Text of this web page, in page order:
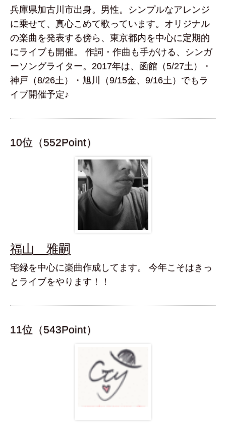
兵庫県加古川市出身。男性。シンプルなアレンジ
に乗せて、真心こめて歌っています。オリジナル
の楽曲を発表する傍ら、東京都内を中心に定期的
にライブも開催。 作詞・作曲も手がける、シンガ
ーソングライター。2017年は、函館（5/27土）・
神戸（8/26土）・旭川（9/15金、9/16土）でもラ
イブ開催予定♪
10位（552Point）
福山 雅嗣
宅録を中心に楽曲作成してます。 今年こそはきっ
とライブをやります！！
11位（543Point）